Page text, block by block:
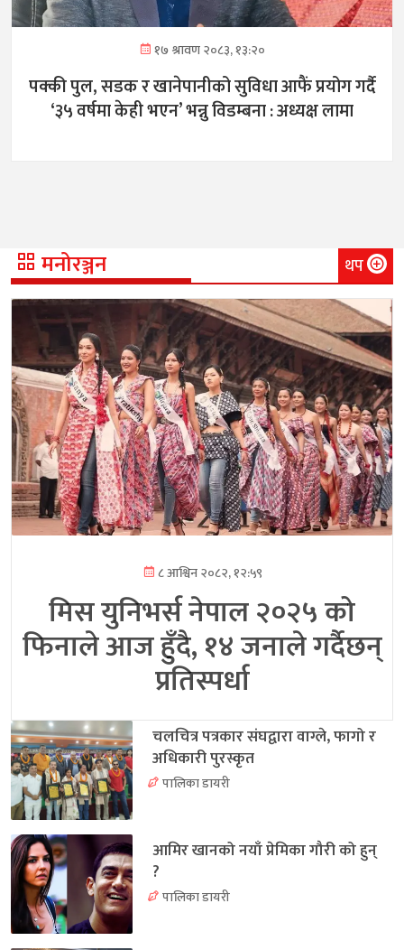
१७ श्रावण २०८३, १३:२०
पक्की पुल, सडक र खानेपानीको सुविधा आफैं प्रयोग गर्दै
‘३५ वर्षमा केही भएन’ भन्नु विडम्बना : अध्यक्ष लामा
मनोरञ्जन थप
८ आश्विन २०८२, १२:५९
मिस युनिभर्स नेपाल २०२५ को
फिनाले आज हुँदै, १४ जनाले गर्दैछन्
प्रतिस्पर्धा
चलचित्र पत्रकार संघद्वारा वाग्ले, फागो र
अधिकारी पुरस्कृत
पालिका डायरी
आमिर खानको नयाँ प्रेमिका गौरी को हुन्
?
पालिका डायरी